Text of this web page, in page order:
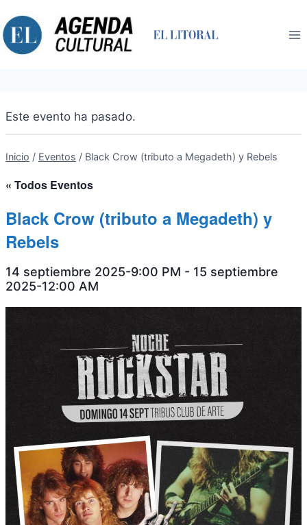
al
contenido
Este evento ha pasado.
Inicio / Eventos / Black Crow (tributo a Megadeth) y Rebels
« Todos Eventos
Black Crow (tributo a Megadeth) y
Rebels
14 septiembre 2025-9:00 PM - 15 septiembre
2025-12:00 AM